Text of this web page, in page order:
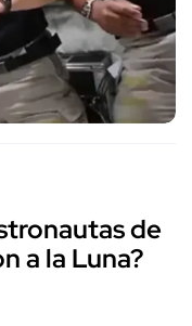
de
a la Luna?